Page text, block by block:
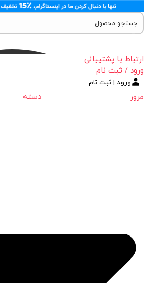
ارتباط با پشتیبانی
ورود / ثبت نام
ورود | ثبت نام
مرور